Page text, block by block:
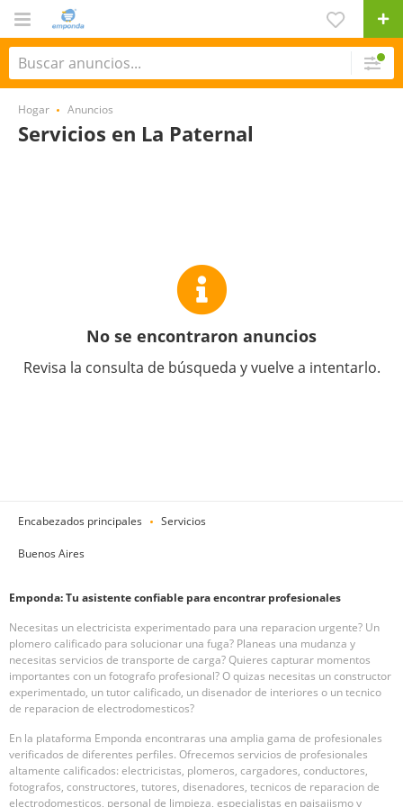
Hogar Anuncios
Servicios en La Paternal
No se encontraron anuncios
Revisa la consulta de búsqueda y vuelve a intentarlo.
Encabezados principales Servicios
Buenos Aires
Emponda: Tu asistente confiable para encontrar profesionales
Necesitas un electricista experimentado para una reparacion urgente? Un
plomero calificado para solucionar una fuga? Planeas una mudanza y
necesitas servicios de transporte de carga? Quieres capturar momentos
importantes con un fotografo profesional? O quizas necesitas un constructor
experimentado, un tutor calificado, un disenador de interiores o un tecnico
de reparacion de electrodomesticos?
En la plataforma Emponda encontraras una amplia gama de profesionales
verificados de diferentes perfiles. Ofrecemos servicios de profesionales
altamente calificados: electricistas, plomeros, cargadores, conductores,
fotografos, constructores, tutores, disenadores, tecnicos de reparacion de
electrodomesticos, personal de limpieza, especialistas en paisajismo y